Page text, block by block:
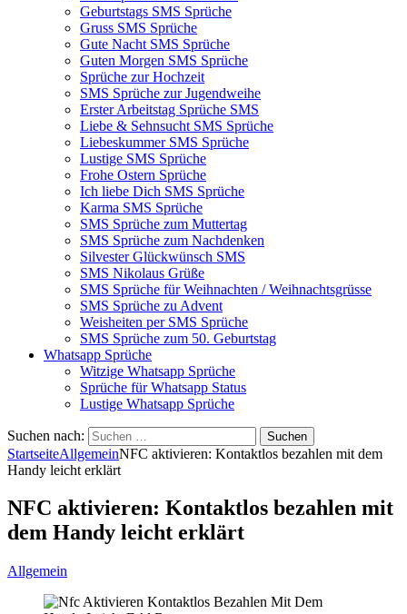
Geburtstags SMS Sprüche
Gruss SMS Sprüche
Gute Nacht SMS Sprüche
Guten Morgen SMS Sprüche
Sprüche zur Hochzeit
SMS Sprüche zur Jugendweihe
Erster Arbeitstag Sprüche SMS
Liebe & Sehnsucht SMS Sprüche
Liebeskummer SMS Sprüche
Lustige SMS Sprüche
Frohe Ostern Sprüche
Ich liebe Dich SMS Sprüche
Karma SMS Sprüche
SMS Sprüche zum Muttertag
SMS Sprüche zum Nachdenken
Silvester Glückwünsch SMS
SMS Nikolaus Grüße
SMS Sprüche für Weihnachten / Weihnachtsgrüsse
SMS Sprüche zu Advent
Weisheiten per SMS Sprüche
SMS Sprüche zum 50. Geburtstag
Whatsapp Sprüche
Witzige Whatsapp Sprüche
Sprüche für Whatsapp Status
Lustige Whatsapp Sprüche
Suchen nach:
StartseiteAllgemeinNFC aktivieren: Kontaktlos bezahlen mit dem
Handy leicht erklärt
NFC aktivieren: Kontaktlos bezahlen mit
dem Handy leicht erklärt
Allgemein